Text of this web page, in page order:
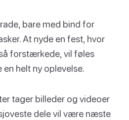
bare med bind for
At nyde en fest, hvor
forstærkede, vil føles
helt ny oplevelse.
tager billeder og videoer
dele vil være næste